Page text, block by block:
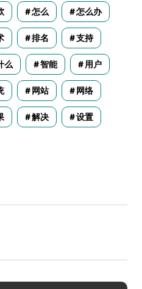
怎么 怎么办
排名 支持
么 智能 用户
网站 网络
解决 设置